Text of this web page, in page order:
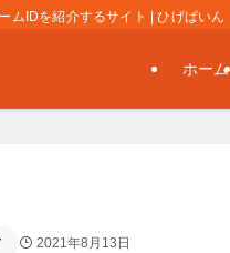
ムIDを紹介するサイト | ひげぱいん
ホーム
2021年8月13日